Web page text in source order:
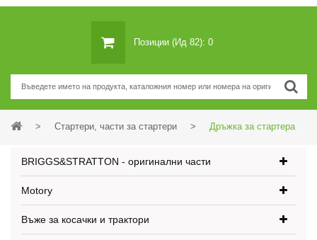
Позиции (ид 82): 0
> Стартери, части за стартери > Дръжка за стартера
BRIGGS&STRATTON - оригинални части
Motory
Въже за косачки и трактори